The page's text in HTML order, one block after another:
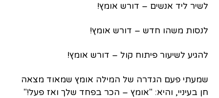
לשיר ליד אנשים – דורש אומץ!
לנסות משהו חדש – דורש אומץ!
להגיע לשיעור פיתוח קול – דורש אומץ!
שמעתי פעם הגדרה של המילה אומץ שמאוד מצאה
חן בעיניי, והיא: "אומץ – הכר בפחד שלך ואז פעל!"